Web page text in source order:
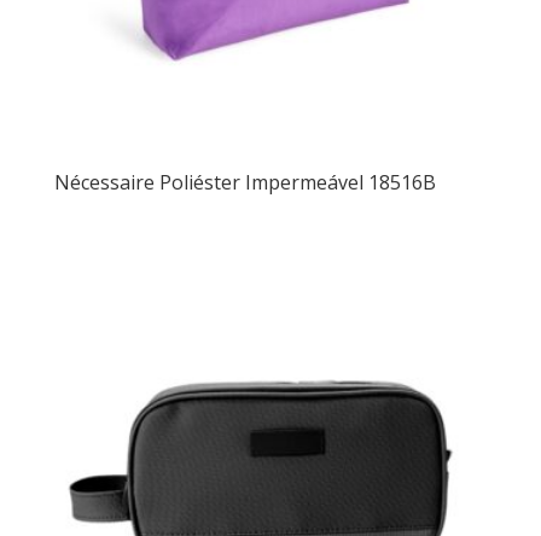
Nécessaire Poliéster Impermeável 18516B